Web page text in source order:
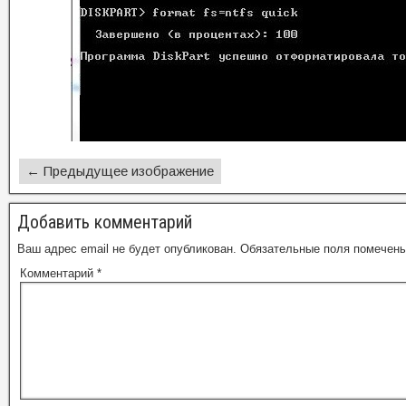
← Предыдущее изображение
Добавить комментарий
Ваш адрес email не будет опубликован. Обязательные поля
Комментарий *